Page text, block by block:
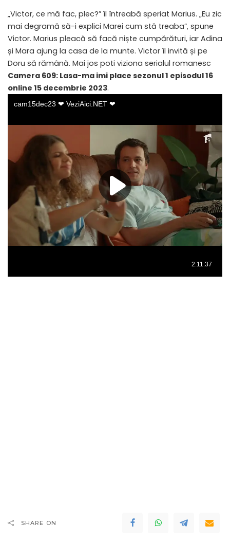
„Victor, ce mă fac, plec?” îl întreabă speriat Marius. „Eu zic
mai degramă să-i explici Marei cum stă treaba”, spune
Victor. Marius pleacă să facă niște cumpărături, iar Adina
și Mara ajung la casa de la munte. Victor îl invită și pe
Doru să rămână. Mai jos poti viziona serialul romanesc
Camera 609: Lasa-ma imi place sezonul 1 episodul 16
online 15 decembrie 2023.
SHARE ON